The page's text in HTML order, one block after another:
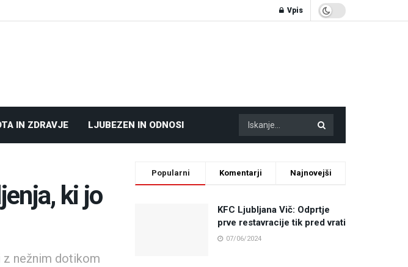
Vpis
IN ZDRAVJE LJUBEZEN IN ODNOSI
ki jo
z nežnim dotikom
Popularni Komentarji Najnovejši
KFC Ljubljana Vič: Odprtje
prve restavracije tik pred vrati
07/06/2024